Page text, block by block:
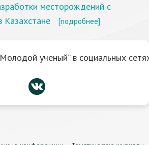
месторождений с
[подробнее]
ученый” в социальных